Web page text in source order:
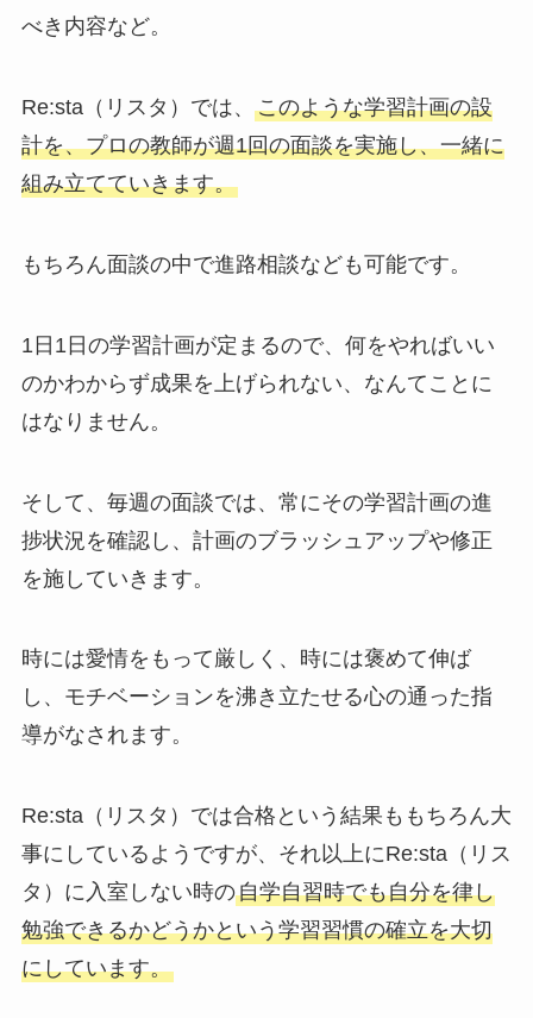
べき内容など。
Re:sta（リスタ）では、 このような学習計画の設
計を、プロの教師が週1回の面談を実施し、一緒に
組み立てていきます。
もちろん面談の中で進路相談なども可能です。
1日1日の学習計画が定まるので、何をやればいい
のかわからず成果を上げられない、なんてことに
はなりません。
そして、毎週の面談では、常にその学習計画の進
捗状況を確認し、計画のブラッシュアップや修正
を施していきます。
時には愛情をもって厳しく、時には褒めて伸ば
し、モチベーションを沸き立たせる心の通った指
導がなされます。
Re:sta（リスタ）では合格という結果ももちろん大
事にしているようですが、それ以上にRe:sta（リス
タ）に入室しない時の自学自習時でも自分を律し
勉強できるかどうかという学習習慣の確立を大切
にしています。